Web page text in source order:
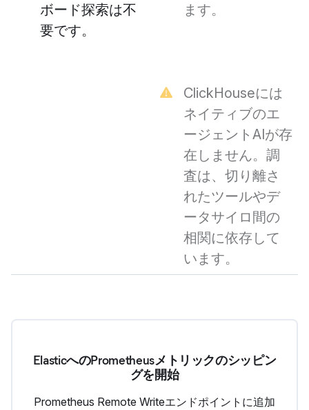
ボード探索は不
要です。
ます。
ClickHouseには
ネイティブのエ
ージェントAIが存
在しません。調
査は、切り離さ
れたツールやデ
ータサイロ間の
相関に依存して
います。
ElasticへのPrometheusメトリックのシッピン
グを開始
Prometheus Remote Writeエンドポイントに追加